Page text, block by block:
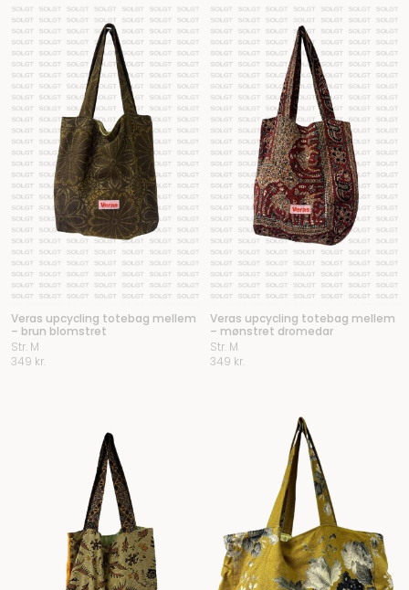
Veras upcycling totebag mellem
– brun blomstret
Str. M
349 kr.
Veras upcycling totebag mellem
– mønstret dromedar
Str. M
349 kr.